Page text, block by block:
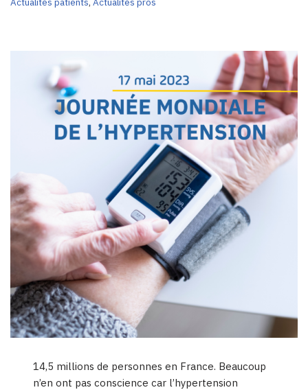
14,5 millions de personnes en France. Beaucoup
n’en ont pas conscience car l’hypertension